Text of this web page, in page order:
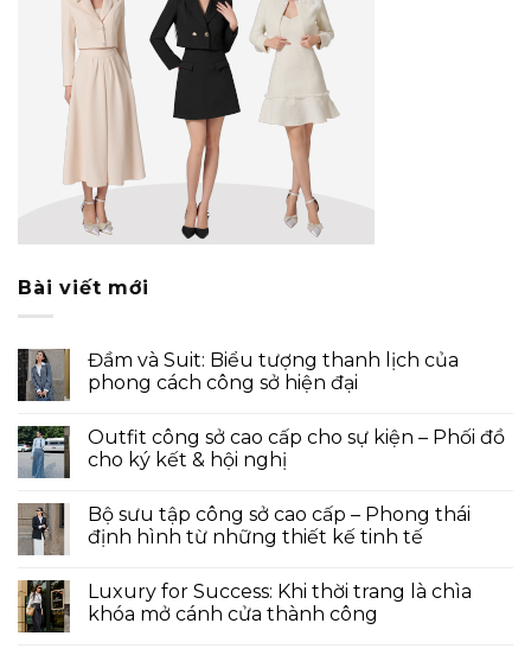
Bài viết mới
Đầm và Suit: Biểu tượng thanh lịch của
phong cách công sở hiện đại
Outfit công sở cao cấp cho sự kiện – Phối đồ
cho ký kết & hội nghị
Bộ sưu tập công sở cao cấp – Phong thái
định hình từ những thiết kế tinh tế
Luxury for Success: Khi thời trang là chìa
khóa mở cánh cửa thành công